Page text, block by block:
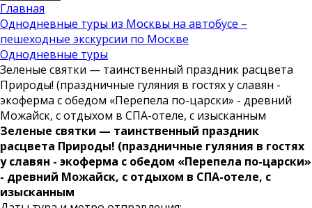
Главная
Однодневные туры из Москвы на автобусе –
пешеходные экскурсии по Москве
Однодневные туры
Зеленые святки — таинственный праздник расцвета
Природы! (праздничные гуляния в гостях у славян -
экоферма с обедом «Перепела по-царски» - древний
Можайск, с отдыхом в СПА-отеле, с изысканным
Зеленые святки — таинственный праздник
расцвета Природы! (праздничные гуляния в гостях
у славян - экоферма с обедом «Перепела по-царски»
- древний Можайск, с отдыхом в СПА-отеле, с
изысканным